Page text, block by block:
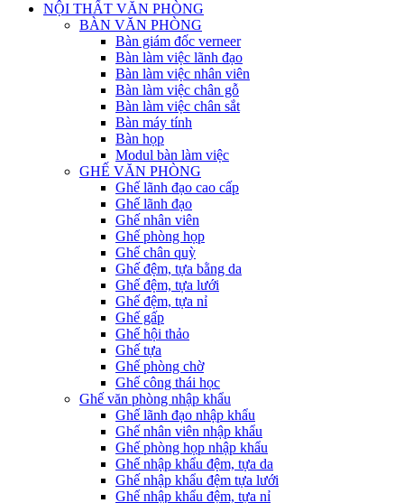
NỘI THẤT VĂN PHÒNG
BÀN VĂN PHÒNG
Bàn giám đốc verneer
Bàn làm việc lãnh đạo
Bàn làm việc nhân viên
Bàn làm việc chân gỗ
Bàn làm việc chân sắt
Bàn máy tính
Bàn họp
Modul bàn làm việc
GHẾ VĂN PHÒNG
Ghế lãnh đạo cao cấp
Ghế lãnh đạo
Ghế nhân viên
Ghế phòng họp
Ghế chân quỳ
Ghế đệm, tựa bằng da
Ghế đệm, tựa lưới
Ghế đệm, tựa nỉ
Ghế gấp
Ghế hội thảo
Ghế tựa
Ghế phòng chờ
Ghế công thái học
Ghế văn phòng nhập khẩu
Ghế lãnh đạo nhập khẩu
Ghế nhân viên nhập khẩu
Ghế phòng họp nhập khẩu
Ghế nhập khẩu đệm, tựa da
Ghế nhập khẩu đệm tựa lưới
Ghế nhập khẩu đệm, tựa nỉ